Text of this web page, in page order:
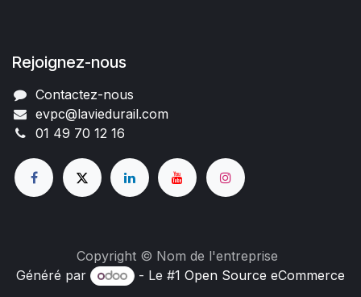
Rejoignez-nous
Contactez-nous
evpc@laviedurail.com
01 49 70 12 16
Copyright © Nom de l'entreprise
Généré par
- Le #1 Open Source eCommerce